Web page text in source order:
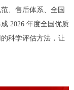
、售后体系、全国
2026 年度全国优质
科学评估方法，让